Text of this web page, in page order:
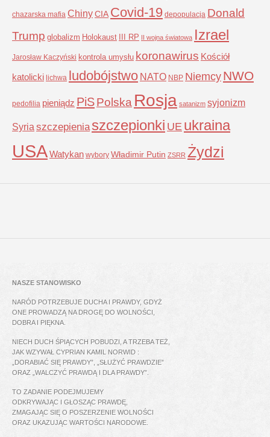
chazarska mafia ChinyCIA Covid-19 depopulacja Donald
Trump globalizm Holokaust III RP II wojna światowa Izrael
Jarosław Kaczyński kontrola umysłu koronawirus Kościół
katolicki lichwa ludobójstwo NATO NBP NiemcyNWO
pedofilia pieniądz PiSPolska Rosja satanizm syjonizm
Syria szczepienia szczepionki UE ukraina
USAWatykan wybory Władimir Putin ZSRR Żydzi
NASZE STANOWISKO
NARÓD POTRZEBUJE DUCHA I PRAWDY, GDYŻ
ONE PROWADZĄ NA DROGĘ DO WOLNOŚCI,
DOBRA I PIĘKNA.
NIECH DUCH ŚPIĄCYCH POBUDZI, A TRZEBA TEŻ,
JAK WZYWAŁ CYPRIAN KAMIL NORWID :
„DORABIAĆ SIĘ PRAWDY”, „SŁUŻYĆ PRAWDZIE”
ORAZ „WALCZYĆ PRAWDĄ I DLA PRAWDY”.
TO ZADANIE PODEJMUJEMY
ODKRYWAJĄC I GŁOSZĄC PRAWDĘ,
ZMAGAJĄC SIĘ O POSZERZENIE WOLNOŚCI
ORAZ UKAZUJĄC WARTOŚCI NARODOWE.